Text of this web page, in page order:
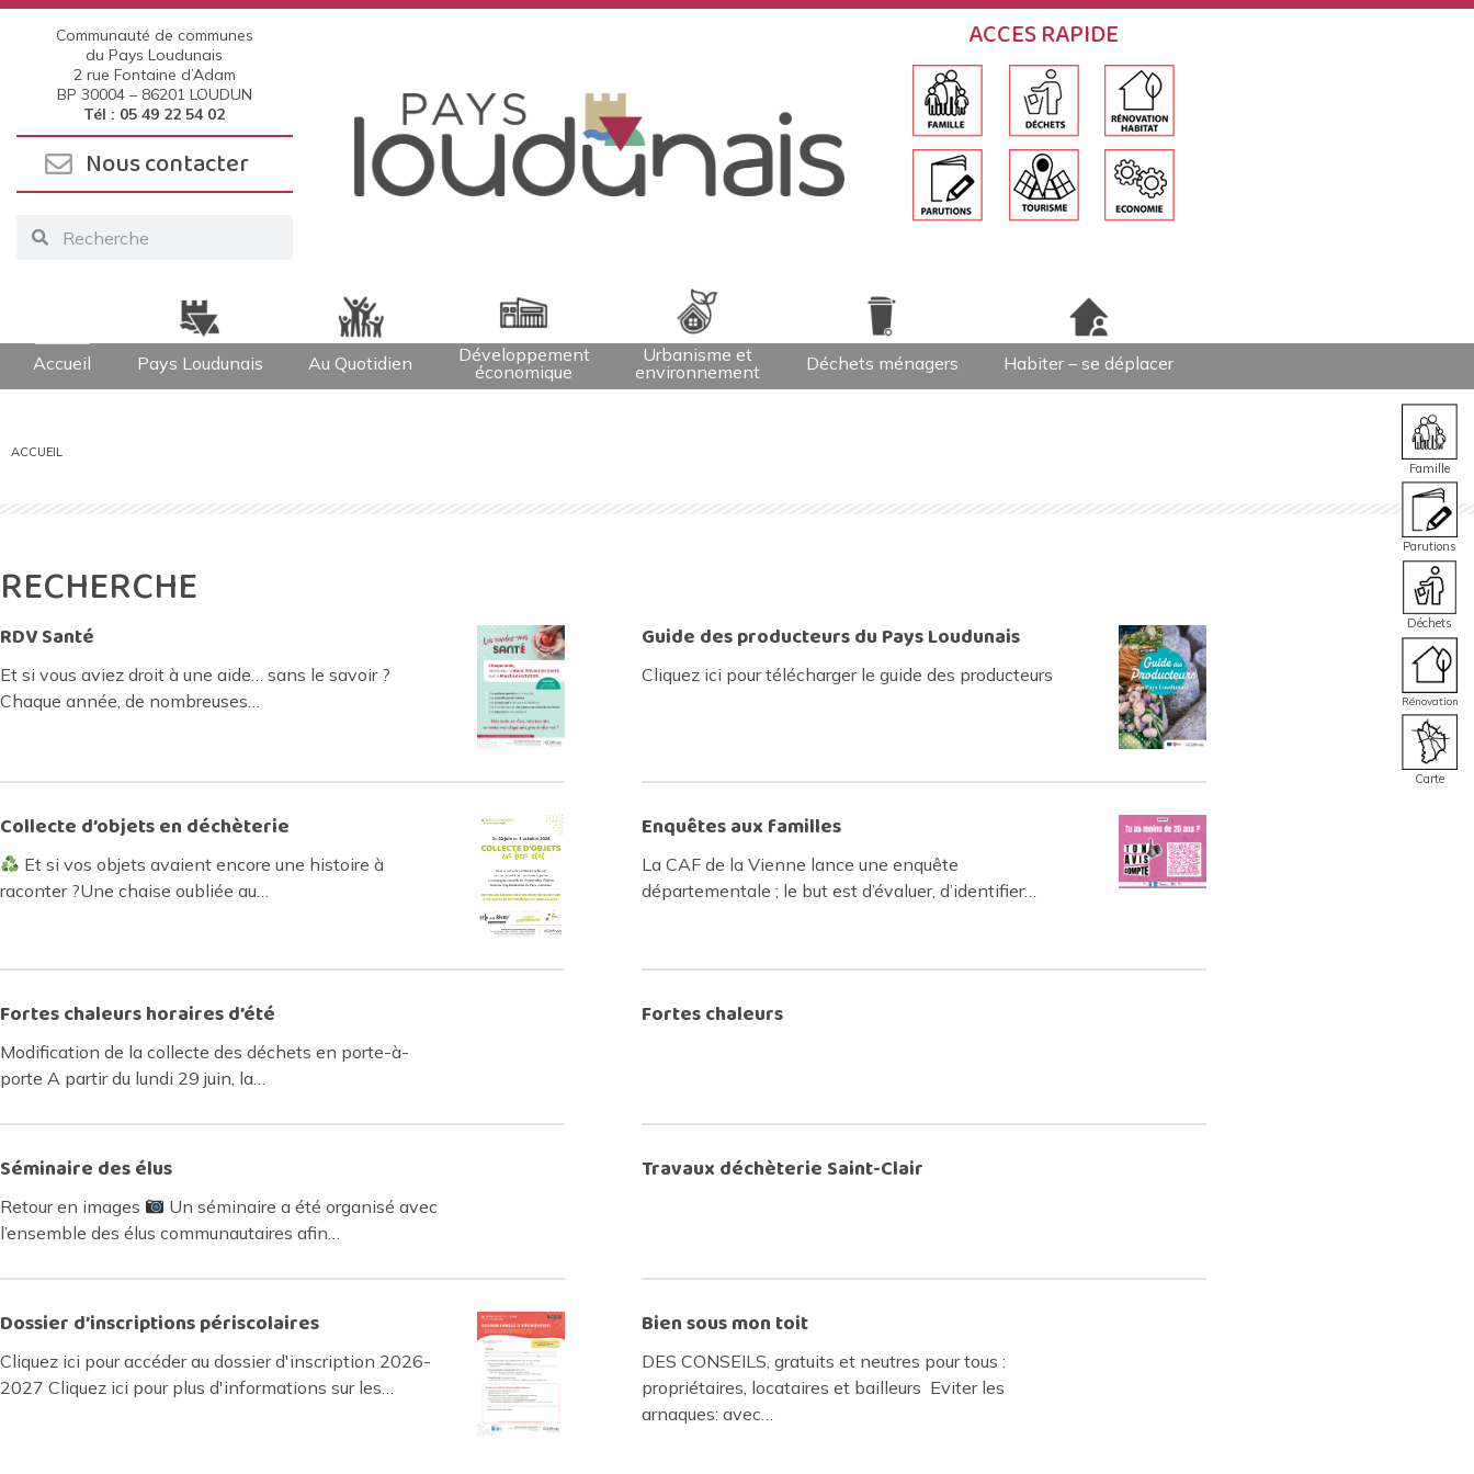
Communauté de communes
du Pays Loudunais
2 rue Fontaine d’Adam
BP 30004 – 86201 LOUDUN
Tél : 05 49 22 54 02
Nous contacter
ACCES RAPIDE
Accueil Pays Loudunais Au Quotidien
Développement
économique
Urbanisme et
environnement
Déchets ménagers Habiter – se déplacer
Famille
Parutions
Déchets
Rénovation
Carte
Vous êtes ici :
ACCUEIL
RECHERCHE
RDV Santé
Et si vous aviez droit à une aide… sans le savoir ?
Chaque année, de nombreuses…
Guide des producteurs du Pays Loudunais
Cliquez ici pour télécharger le guide des producteurs
Collecte d’objets en déchèterie
Et si vos objets avaient encore une histoire à
raconter ?Une chaise oubliée au…
Enquêtes aux familles
La CAF de la Vienne lance une enquête
départementale ; le but est d’évaluer, d’identifier…
Fortes chaleurs horaires d’été
Modification de la collecte des déchets en porte-à-
porte A partir du lundi 29 juin, la…
Fortes chaleurs
Séminaire des élus
Retour en images
Un séminaire a été organisé avec
l’ensemble des élus communautaires afin…
Travaux déchèterie Saint-Clair
Dossier d’inscriptions périscolaires
Cliquez ici pour accéder au dossier d'inscription 2026-
2027 Cliquez ici pour plus d'informations sur les…
Bien sous mon toit
DES CONSEILS, gratuits et neutres pour tous :
propriétaires, locataires et bailleurs Eviter les
arnaques: avec…